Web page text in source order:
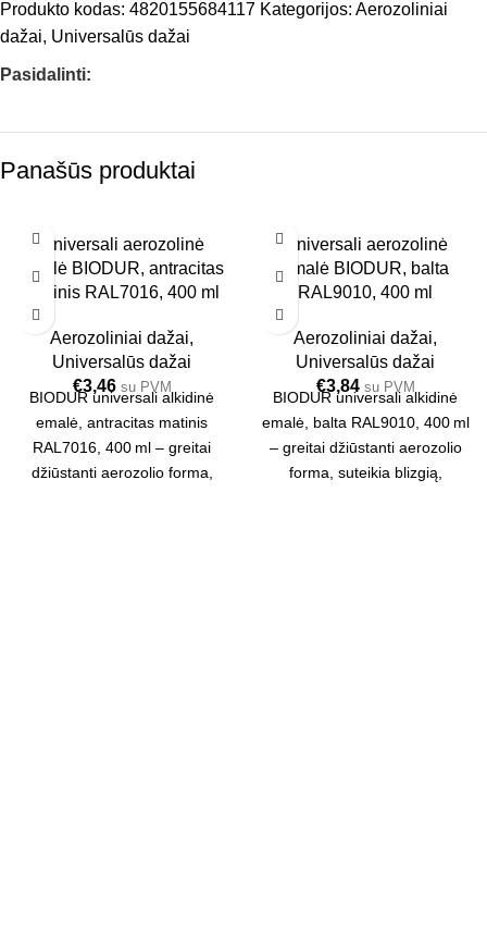
Produkto kodas: 4820155684117 Kategorijos: Aerozoliniai
dažai, Universalūs dažai
Pasidalinti:
Panašūs produktai
Universali aerozolinė
emalė BIODUR, antracitas
matinis RAL7016, 400 ml
Aerozoliniai dažai,
Universalūs dažai
€3,46 su PVM
BIODUR universali alkidinė
emalė, antracitas matinis
RAL7016, 400 ml – greitai
džiūstanti aerozolio forma,
Universali aerozolinė
emalė BIODUR, balta
RAL9010, 400 ml
Aerozoliniai dažai,
Universalūs dažai
€3,84 su PVM
BIODUR universali alkidinė
emalė, balta RAL9010, 400 ml
– greitai džiūstanti aerozolio
forma, suteikia blizgią,